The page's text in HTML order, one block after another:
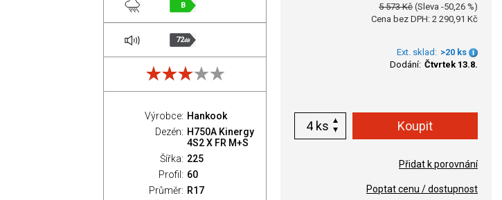
B
72dB
Výrobce: Hankook
Dezén: H750A Kinergy
4S2 X FR M+S
Šířka: 225
Profil: 60
Průměr: R17
5 573 Kč (Sleva -50,26 %)
Cena bez DPH: 2 290,91 Kč
Ext. sklad: >20 ks
Dodání: Čtvrtek 13.8.
ks
Přidat k porovnání
Poptat cenu / dostupnost